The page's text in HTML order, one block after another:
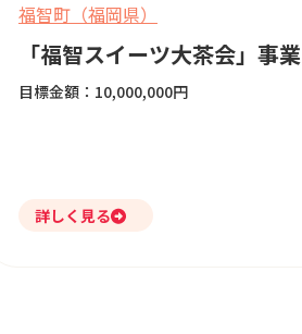
福智町（福岡県）
「福智スイーツ大茶会」事業
目標金額：10,000,000円
詳しく見る